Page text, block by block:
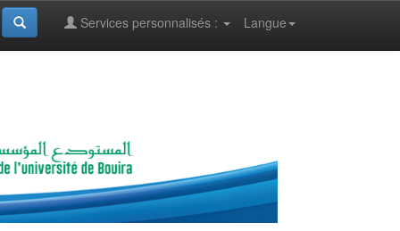
Langue
Services personnalisés :